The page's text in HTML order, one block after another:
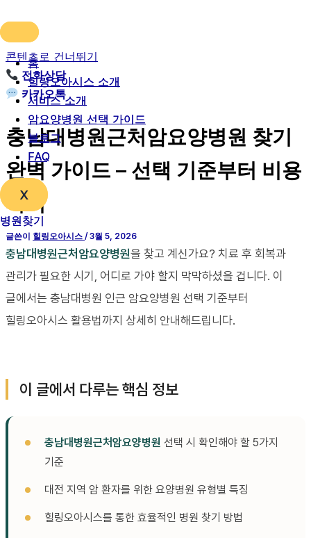
콘텐츠로 건너뛰기
홈
힐링오아시스 소개
서비스 소개
암요양병원 선택 가이드
블로그
FAQ
X
병원찾기
홈
힐링오아시스 소개
서비스 소개
암요양병원 선택 가이드
블로그
FAQ
X
병원찾기
전화상담
카카오톡
충남대병원근처암요양병원 찾기
완벽 가이드 – 선택 기준부터 비용
까지
글쓴이 힐링오아시스 / 3월 5, 2026
충남대병원근처암요양병원을 찾고 계신가요? 치료 후 회복과
관리가 필요한 시기, 어디로 가야 할지 막막하셨을 겁니다. 이
글에서는 충남대병원 인근 암요양병원 선택 기준부터
힐링오아시스 활용법까지 상세히 안내해드립니다.
이 글에서 다루는 핵심 정보
충남대병원근처암요양병원 선택 시 확인해야 할 5가지
기준
대전 지역 암 환자를 위한 요양병원 유형별 특징
힐링오아시스를 통한 효율적인 병원 찾기 방법